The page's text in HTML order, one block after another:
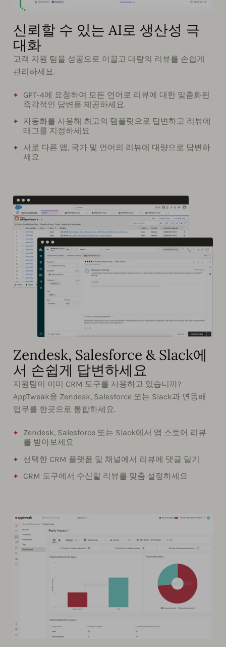
신뢰할 수 있는 AI로 생산성 극
대화
고객 지원 팀을 성공으로 이끌고 대량의 리뷰를 손쉽게
관리하세요.
GPT-4에 요청하여 모든 언어로 리뷰에 대한 맞춤화된
즉각적인 답변을 제공하세요.
자동화를 사용해 최고의 템플릿으로 답변하고 리뷰에
태그를 지정하세요
서로 다른 앱, 국가 및 언어의 리뷰에 대량으로 답변하
세요
Zendesk, Salesforce & Slack에
서 손쉽게 답변하세요
지원팀이 이미 CRM 도구를 사용하고 있습니까?
AppTweak을 Zendesk, Salesforce 또는 Slack과 연동해
업무를 한곳으로 통합하세요.
Zendesk, Salesforce 또는 Slack에서 앱 스토어 리뷰
를 받아보세요
선택한 CRM 플랫폼 및 채널에서 리뷰에 댓글 달기
CRM 도구에서 수신할 리뷰를 맞춤 설정하세요